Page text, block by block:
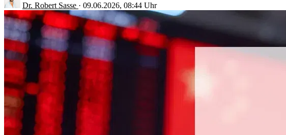
Dr. Robert Sasse · 09.06.2026, 08:44 Uhr